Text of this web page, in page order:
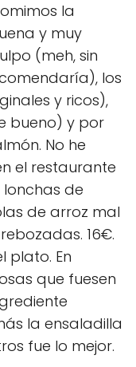
la
y muy
(meh, sin
los
y ricos),
bueno) y por
No he
el restaurante
lonchas de
de arroz mal
16€.
plato. En
que fuesen
la ensaladilla
fue lo mejor.